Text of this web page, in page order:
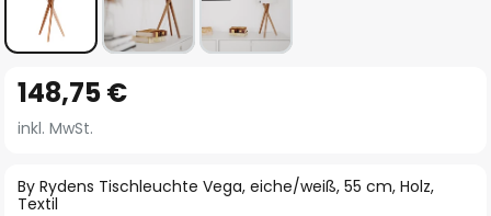
Anfang
der
springen
By Rydens Tischleuchte Vega, eiche/weiß, 55 cm, Holz,
Textil
148,75 €
inkl. MwSt.